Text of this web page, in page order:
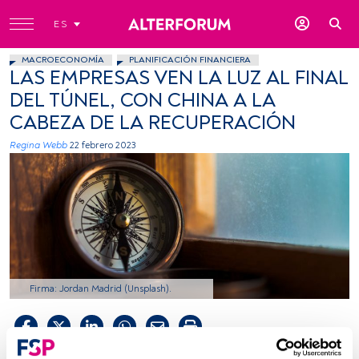
ES
MACROECONOMÍA PLANIFICACIÓN FINANCIERA
LAS EMPRESAS VEN LA LUZ AL FINAL
DEL TÚNEL, CON CHINA A LA
CABEZA DE LA RECUPERACIÓN
Regina Webb 22 febrero 2023
Firma: Jordan Madrid (Unsplash).
Tiempo lectura: